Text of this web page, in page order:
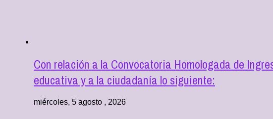
Con relación a la Convocatoria Homologada de
educativa y a la ciudadanía lo siguiente:
miércoles, 5 agosto , 2026